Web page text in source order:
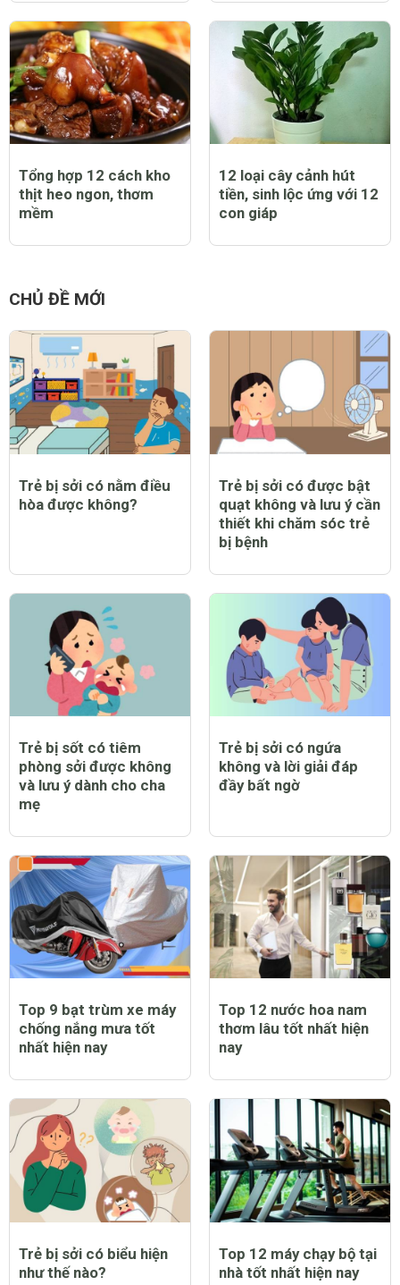
Tổng hợp 12 cách kho
thịt heo ngon, thơm
mềm
12 loại cây cảnh hút
tiền, sinh lộc ứng với 12
con giáp
CHỦ ĐỀ MỚI
Trẻ bị sởi có nằm điều
hòa được không?
Trẻ bị sởi có được bật
quạt không và lưu ý cần
thiết khi chăm sóc trẻ
bị bệnh
Trẻ bị sốt có tiêm
phòng sởi được không
và lưu ý dành cho cha
mẹ
Trẻ bị sởi có ngứa
không và lời giải đáp
đầy bất ngờ
Top 9 bạt trùm xe máy
chống nắng mưa tốt
nhất hiện nay
Top 12 nước hoa nam
thơm lâu tốt nhất hiện
nay
Trẻ bị sởi có biểu hiện
như thế nào?
Top 12 máy chạy bộ tại
nhà tốt nhất hiện nay